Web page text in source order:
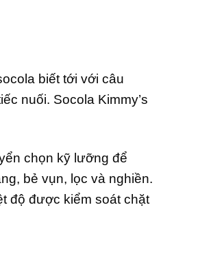
biết tới với câu
nuối. Socola Kimmy’s
chọn kỹ lưỡng để
bẻ vụn, lọc và nghiền.
độ được kiểm soát chặt